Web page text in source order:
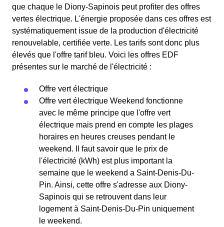
que chaque le Diony-Sapinois peut profiter des offres
vertes électrique. L'énergie proposée dans ces offres est
systématiquement issue de la production d'électricité
renouvelable, certifiée verte. Les tarifs sont donc plus
élevés que l'offre tarif bleu. Voici les offres EDF
présentes sur le marché de l'électricité :
Offre vert électrique
Offre vert électrique Weekend fonctionne
avec le même principe que l'offre vert
électrique mais prend en compte les plages
horaires en heures creuses pendant le
weekend. Il faut savoir que le prix de
l'électricité (kWh) est plus important la
semaine que le weekend a Saint-Denis-Du-
Pin. Ainsi, cette offre s'adresse aux Diony-
Sapinois qui se retrouvent dans leur
logement à Saint-Denis-Du-Pin uniquement
le weekend.